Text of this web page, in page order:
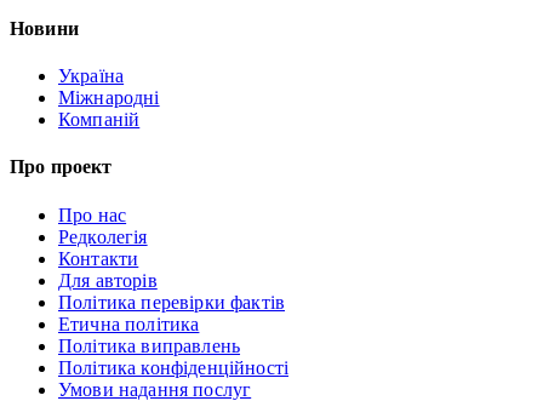
Новини
Україна
Міжнародні
Компаній
Про проект
Про нас
Редколегія
Контакти
Для авторів
Політика перевірки фактів
Етична політика
Політика виправлень
Політика конфіденційності
Умови надання послуг